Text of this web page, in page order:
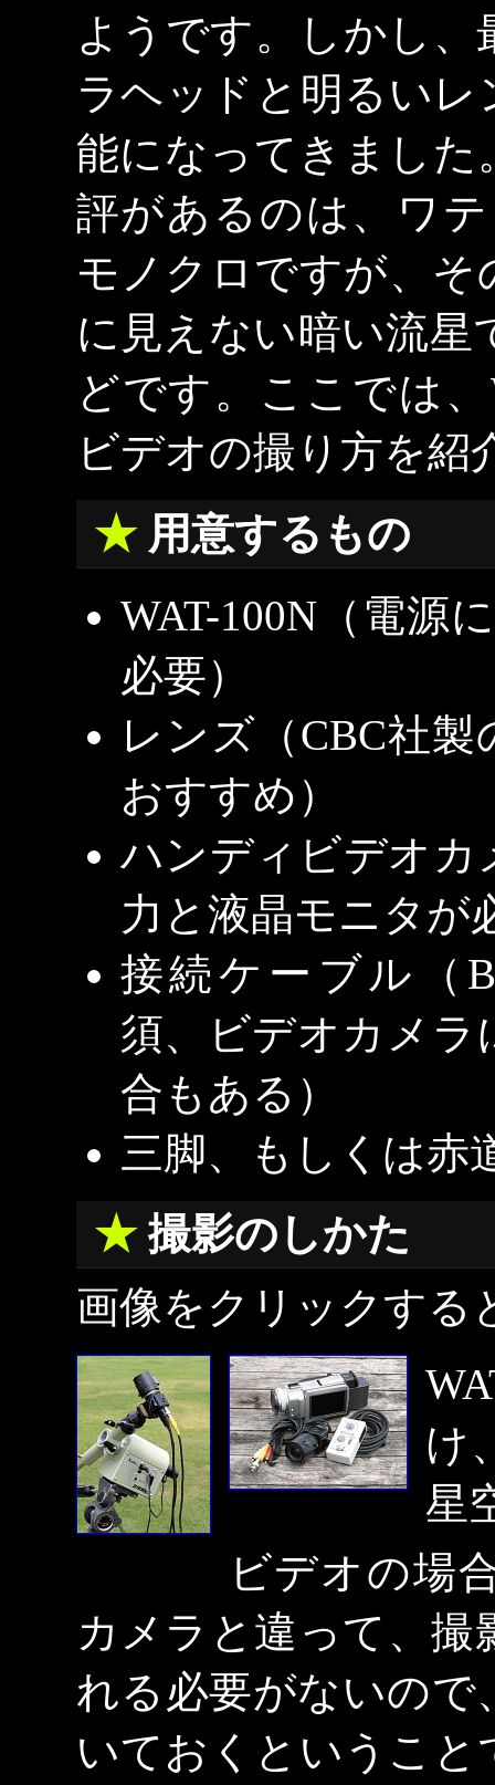
ようです。しかし
ラヘッドと明るい
能になってきました
評があるのは、ワテ
モノクロですが、
に見えない暗い流
どです。ここでは
ビデオの撮り方を紹
用意するもの
WAT-100N（電源
必要）
レンズ（CBC社製
おすすめ）
ハンディビデオカ
力と液晶モニタが
接続ケーブル（
須、ビデオカメラ
合もある）
三脚、もしくは赤
撮影のしかた
画像をクリックする
け
星
ビデオの場
カメラと違って、
れる必要がないので
いておくというこ